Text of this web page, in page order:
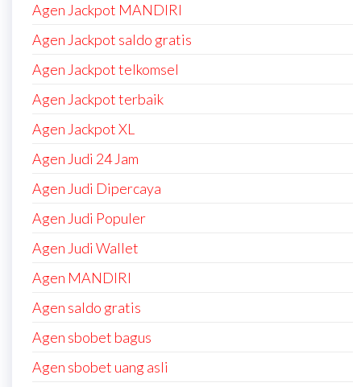
Agen Jackpot MANDIRI
Agen Jackpot saldo gratis
Agen Jackpot telkomsel
Agen Jackpot terbaik
Agen Jackpot XL
Agen Judi 24 Jam
Agen Judi Dipercaya
Agen Judi Populer
Agen Judi Wallet
Agen MANDIRI
Agen saldo gratis
Agen sbobet bagus
Agen sbobet uang asli